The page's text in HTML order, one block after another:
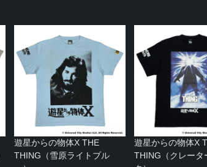
遊星からの物体X THE
THING（雪原ライトブル
遊星からの物体X
THING（クレータ